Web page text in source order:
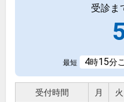
受診ま
最短 4時15分
受付時間 月 火